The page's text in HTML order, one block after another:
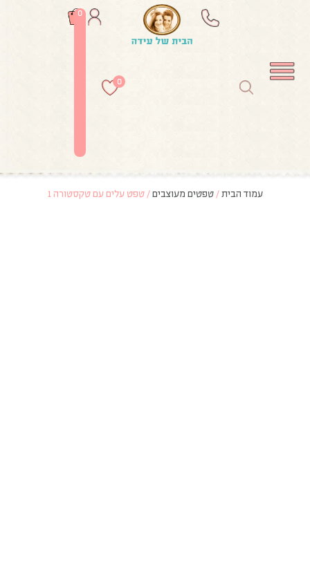
0
0
עמוד הבית/טפטים מעוצבים/ טפט עלים עם טקסטורה 1